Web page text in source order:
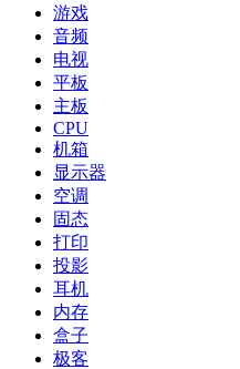
游戏
音频
电视
平板
主板
CPU
机箱
显示器
空调
固态
打印
投影
耳机
内存
盒子
极客